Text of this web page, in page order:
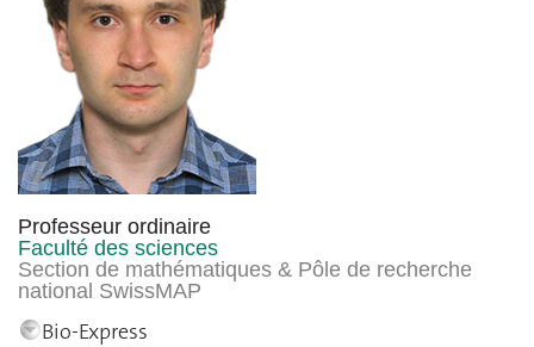
Professeur ordinaire
Faculté des sciences
Section de mathématiques & Pôle de recherche
national SwissMAP
Bio-Express